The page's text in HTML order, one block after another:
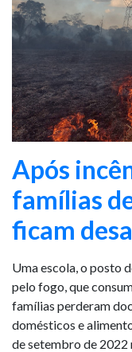
Após
famílias
ficam
Uma escola, o posto
pelo fogo, que
famílias perderam
domésticos e
de setembro de